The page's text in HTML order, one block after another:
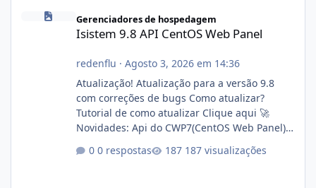
Isistem 9.8 API CentOS Web Panel
Gerenciadores de hospedagem
Isistem 9.8 API CentOS Web Panel
redenflu · Agosto 3, 2026 em 14:36
Atualização! Atualização para a versão 9.8
com correções de bugs Como atualizar?
Tutorial de como atualizar Clique aqui 🚀
Novidades: Api do CWP7(CentOS Web Panel)
autorizado a usasr o isistem:
0 respostas 187 visualizações